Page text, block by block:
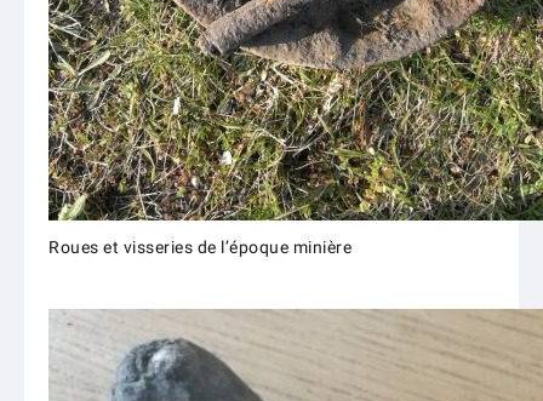
Roues et visseries de l’époque minière